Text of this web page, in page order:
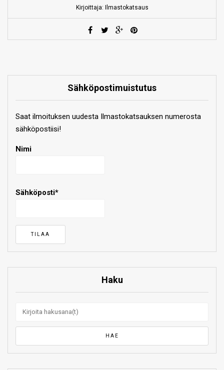
Kirjoittaja: Ilmastokatsaus
Sähköpostimuistutus
Saat ilmoituksen uudesta Ilmastokatsauksen numerosta
sähköpostiisi!
Nimi
Sähköposti*
Haku